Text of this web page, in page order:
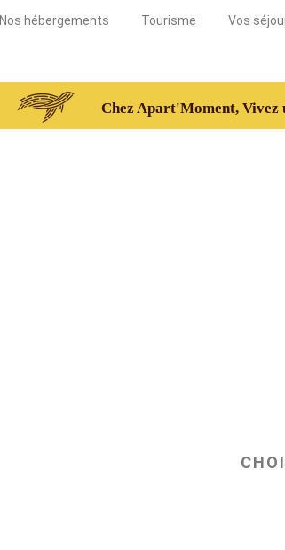
Nos hébergements Tourisme Vos
Chez Apart'Moment, Vivez